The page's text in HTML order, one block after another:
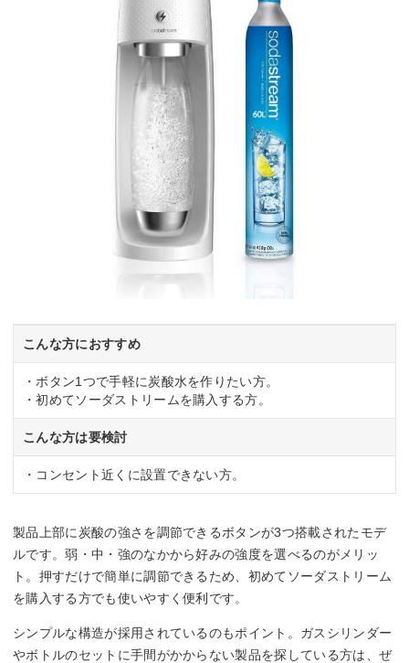
こんな方におすすめ
・ボタン1つで手軽に炭酸水を作りたい方。
・初めてソーダストリームを購入する方。
こんな方は要検討
・コンセント近くに設置できない方。
製品上部に炭酸の強さを調節できるボタンが3つ搭載されたモデ
ルです。弱・中・強のなかから好みの強度を選べるのがメリッ
ト。押すだけで簡単に調節できるため、初めてソーダストリーム
を購入する方でも使いやすく便利です。
シンプルな構造が採用されているのもポイント。ガスシリンダー
やボトルのセットに手間がかからない製品を探している方は、ぜ